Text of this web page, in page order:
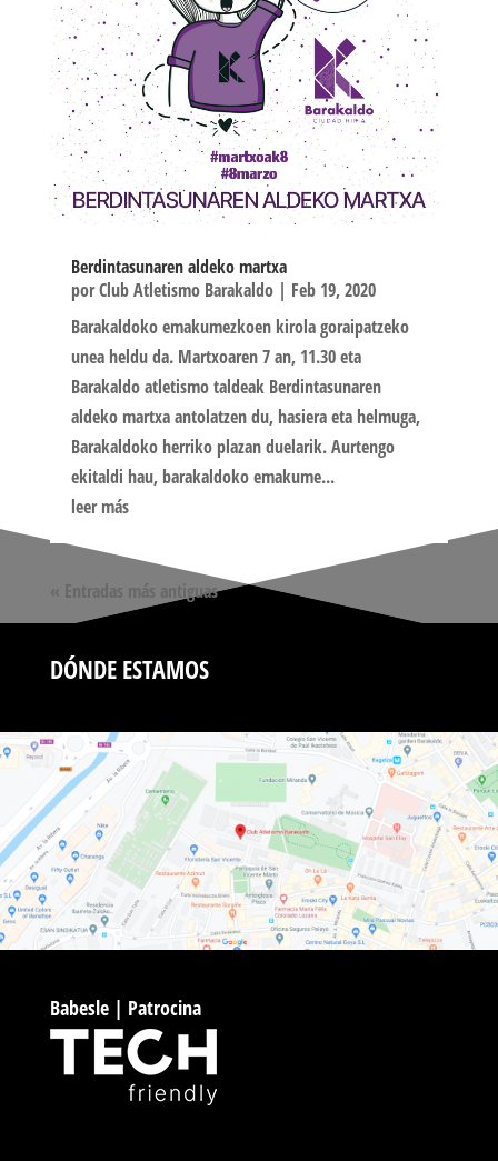
Berdintasunaren aldeko martxa
porClub Atletismo Barakaldo| Feb 19, 2020
Barakaldoko emakumezkoen kirola goraipatzeko
unea heldu da. Martxoaren 7 an, 11.30 eta
Barakaldo atletismo taldeak Berdintasunaren
aldeko martxa antolatzen du, hasiera eta helmuga,
Barakaldoko herriko plazan duelarik. Aurtengo
ekitaldi hau, barakaldoko emakume...
leer más
« Entradas más antiguas
DÓNDE ESTAMOS
Babesle | Patrocina